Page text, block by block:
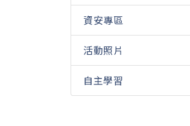
資安專區
活動照片
自主學習